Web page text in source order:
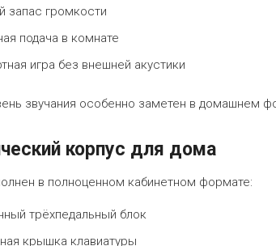
запас громкости
подача в комнате
игра без внешней акустики
звучания особенно заметен в домашнем
корпус для дома
в полноценном кабинетном формате:
трёхпедальный блок
крышка клавиатуры